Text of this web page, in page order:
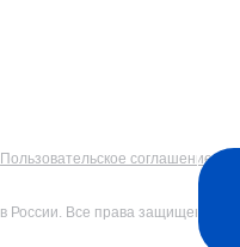
Пользовательское соглашение
России. Все права защищены